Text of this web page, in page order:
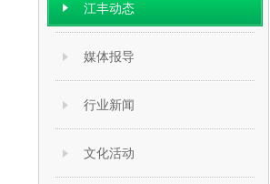
江丰动态
媒体报导
行业新闻
文化活动
动高质量发展和新质生产力的大背景下，秉...